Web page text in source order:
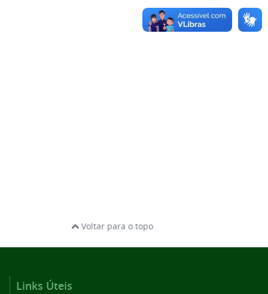
Voltar para o topo
Links Úteis